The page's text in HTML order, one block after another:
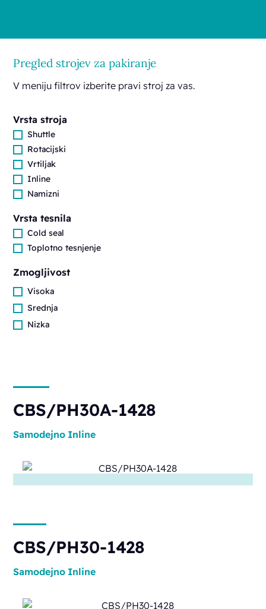
Pregled strojev za pakiranje
V meniju filtrov izberite pravi stroj za vas.
Vrsta stroja
Shuttle
Rotacijski
Vrtiljak
Inline
Namizni
Vrsta tesnila
Cold seal
Toplotno tesnjenje
Zmogljivost
Visoka
Srednja
Nizka
CBS/PH30A-1428
Samodejno Inline
CBS/PH30-1428
Samodejno Inline